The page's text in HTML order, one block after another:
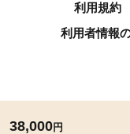
38,000円
利用規約
利用者情報